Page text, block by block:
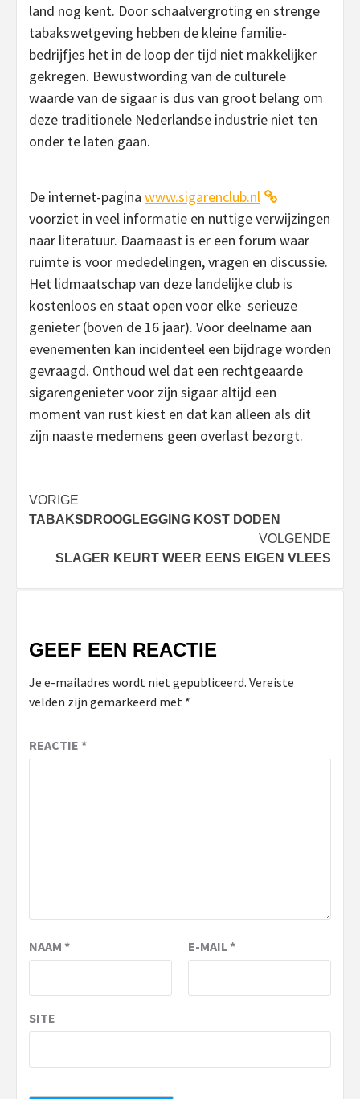
land nog kent. Door schaalvergroting en strenge
tabakswetgeving hebben de kleine familie-
bedrijfjes het in de loop der tijd niet makkelijker
gekregen. Bewustwording van de culturele
waarde van de sigaar is dus van groot belang om
deze traditionele Nederlandse industrie niet ten
onder te laten gaan.
De internet-pagina www.sigarenclub.nl
voorziet in veel informatie en nuttige verwijzingen
naar literatuur. Daarnaast is er een forum waar
ruimte is voor mededelingen, vragen en discussie.
Het lidmaatschap van deze landelijke club is
kostenloos en staat open voor elke serieuze
genieter (boven de 16 jaar). Voor deelname aan
evenementen kan incidenteel een bijdrage worden
gevraagd. Onthoud wel dat een rechtgeaarde
sigarengenieter voor zijn sigaar altijd een
moment van rust kiest en dat kan alleen als dit
zijn naaste medemens geen overlast bezorgt.
Bericht
navigatie
VORIGE
TABAKSDROOGLEGGING KOST DODEN
VOLGENDE
SLAGER KEURT WEER EENS EIGEN VLEES
GEEF EEN REACTIE
Je e-mailadres wordt niet gepubliceerd. Vereiste
velden zijn gemarkeerd met *
REACTIE *
NAAM * E-MAIL*
SITE